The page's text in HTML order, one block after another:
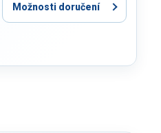
Možnosti doručení